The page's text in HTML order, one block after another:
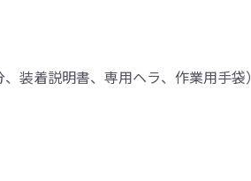
装着説明書、専用ヘラ、作業用手袋）